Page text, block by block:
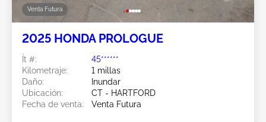
Venta Futura
2025 HONDA PROLOGUE
Ít #:
45******
Kilometraje:
1 millas
Daño:
Inundar
Ubicación:
CT - HARTFORD
Fecha de venta:
Venta Futura